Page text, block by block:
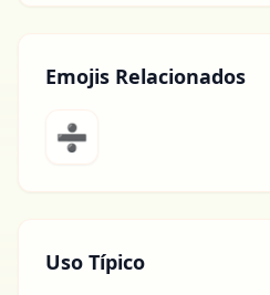
Emojis Relacionados
➗
Uso Típico